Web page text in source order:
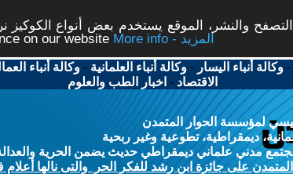
والنشر، الموقع يستخدم بعض أنواع
on our website
More info - المزيد
-وكالة أنباء اليسار -وكالة أنباء العلمانية -وكالة أنباء
الاقتصاد - اخبار الطب والعلوم
لمؤسسة الحوار المتمدن
ديمقراطية، تطوعية وغير ربحية
مدني علماني ديمقراطي حديث يضمن الحرية والعدالة
على جائزة ابن رشد للفكر الحر والتى نالها أعلام